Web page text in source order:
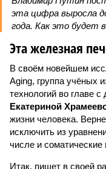
эта цифра выросла
года. Как это будет
Эта железная
В своём новейшем
Aging, группа учёных
технологий во главе
Екатериной
жизни человека.
исключить из
числе и соматические
Итак, пишет в своей